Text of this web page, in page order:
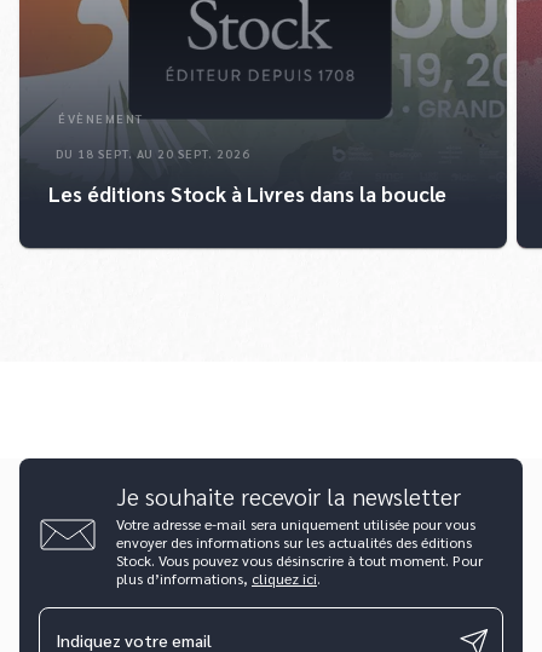
ÉVÈNEMENT
DU 18 SEPT. AU 20 SEPT. 2026
Les éditions Stock à Livres dans la boucle
Je souhaite recevoir la newsletter
Votre adresse e-mail sera uniquement utilisée pour vous
envoyer des informations sur les actualités des éditions
Stock. Vous pouvez vous désinscrire à tout moment. Pour
plus d’informations, cliquez ici.
Indiquez votre email